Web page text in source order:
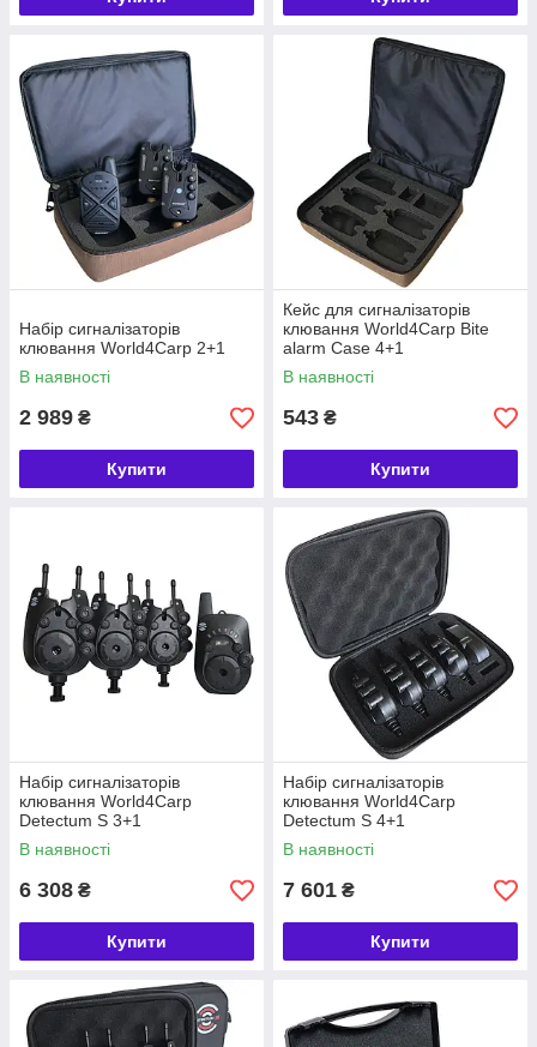
Набір сигналізаторів
клювання World4Carp 2+1
В наявності
2 989 ₴
Купити
Кейс для сигналізаторів
клювання World4Carp Bite
alarm Case 4+1
В наявності
543 ₴
Купити
Набір сигналізаторів
клювання World4Carp
Detectum S 3+1
В наявності
6 308 ₴
Купити
Набір сигналізаторів
клювання World4Carp
Detectum S 4+1
В наявності
7 601 ₴
Купити